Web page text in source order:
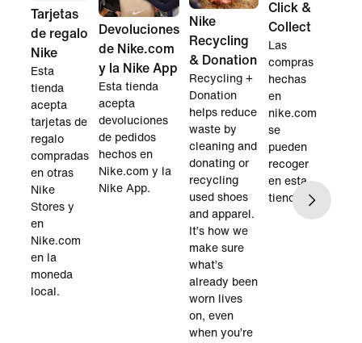
Tarjetas
de regalo
Nike
Esta
tienda
acepta
tarjetas de
regalo
compradas
en otras
Nike
Stores y
en
Nike.com
en la
moneda
local.
Devoluciones
de Nike.com
y la Nike App
Esta tienda
acepta
devoluciones
de pedidos
hechos en
Nike.com y la
Nike App.
Nike
Recycling
& Donation
Recycling +
Donation
helps reduce
waste by
cleaning and
donating or
recycling
used shoes
and apparel.
It’s how we
make sure
what’s
already been
worn lives
on, even
when you’re
Click &
Collect
Las
compras
hechas
en
nike.com
se
pueden
recoger
en esta
tienda.